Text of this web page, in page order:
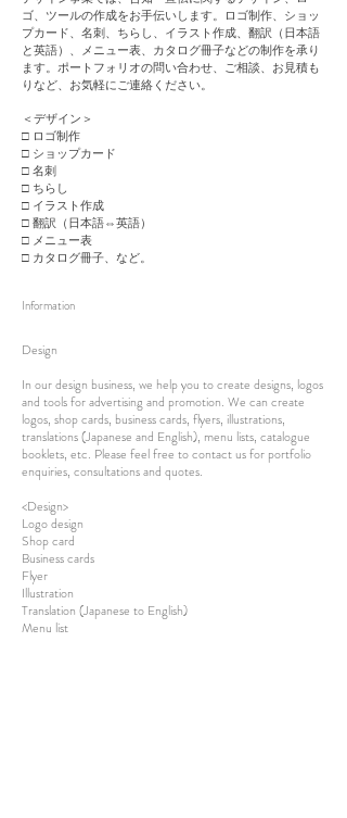
ゴ、ツールの作成をお手伝いします。ロゴ制作、ショッ
プカード、名刺、ちらし、イラスト作成、翻訳（日本語
と英語）、メニュー表、カタログ冊子などの制作を承り
ます。ポートフォリオの問い合わせ、ご相談、お見積も
りなど、お気軽にご連絡ください。
＜デザイン＞
□ ロゴ制作
□ ショップカード
□ 名刺
□ ちらし
□ イラスト作成
□ 翻訳（日本語⇔英語）
□ メニュー表
□ カタログ冊子、など。
Information
Design
In our design business, we help you to create designs, logos
and tools for advertising and promotion. We can create
logos, shop cards, business cards, flyers, illustrations,
translations (Japanese and English), menu lists, catalogue
booklets, etc. Please feel free to contact us for portfolio
enquiries, consultations and quotes.
<Design>
Logo design
Shop card
Business cards
Flyer
Illustration
Translation (Japanese to English)
Menu list